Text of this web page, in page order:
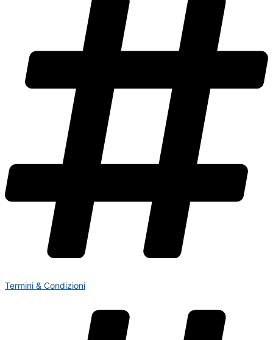
Termini & Condizioni